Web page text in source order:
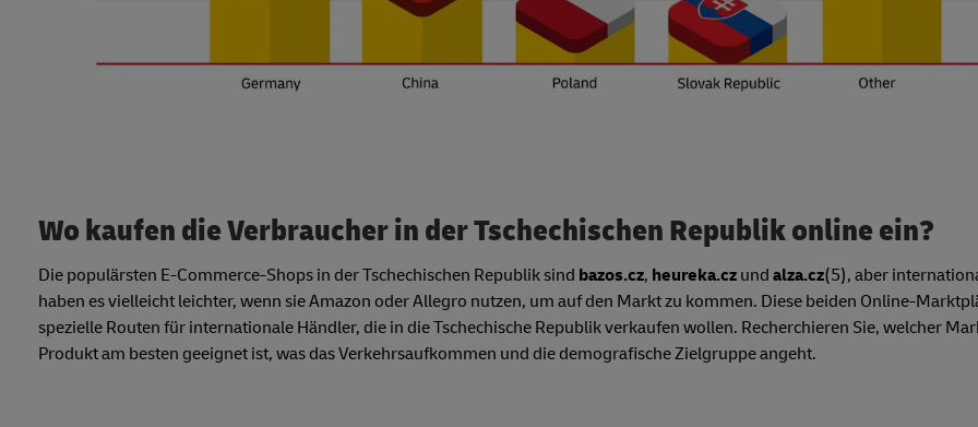
Wo kaufen die Verbraucher in der Tschechischen Republik online ein?
Die populärsten E-Commerce-Shops in der Tschechischen Republik sind bazos.cz, heureka.cz und alza.cz(5), aber
haben es vielleicht leichter, wenn sie Amazon oder Allegro nutzen, um auf den Markt zu kommen. Diese beiden Online-
spezielle Routen für internationale Händler, die in die Tschechische Republik verkaufen wollen. Recherchieren Sie, welcher
Produkt am besten geeignet ist, was das Verkehrsaufkommen und die demografische Zielgruppe angeht.